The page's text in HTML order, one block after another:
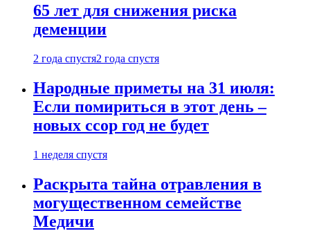
65 лет для снижения риска
деменции
2 года спустя2 года спустя
Народные приметы на 31 июля:
Если помириться в этот день –
новых ссор год не будет
1 неделя спустя
Раскрыта тайна отравления в
могущественном семействе
Медичи